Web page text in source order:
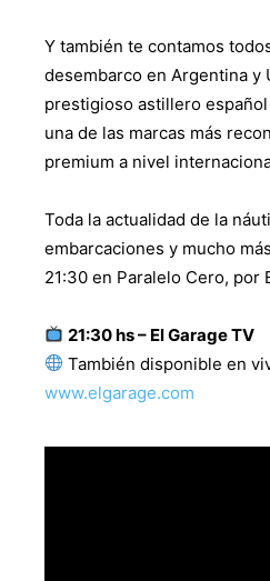
Y también te contamos
desembarco en Argentina y
prestigioso astillero
una de las marcas más
premium a nivel
Toda la actualidad de la
embarcaciones y mucho
21:30 en Paralelo Cero, por
21:30 hs – El Garage TV
También disponible en
www.elgarage.com